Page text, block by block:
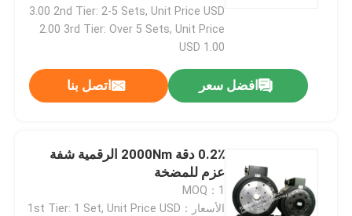
3.00 2nd Tier: 2-5 Sets, Unit Price USD
2.00 3rd Tier: Over 5 Sets, Unit Price
USD 1.00
افضل سعر اتصل بنا
0.2٪ دقة 2000Nm الرقمية شفة
عزم للمضخة
MOQ：1
الأسعار：1st Tier: 1 Set, Unit Price USD